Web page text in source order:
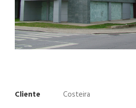
Cliente
Costeira